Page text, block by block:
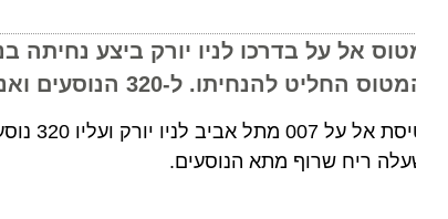
אל על בדרכו לניו יורק ביצע נחיתה
החליט להנחיתו. ל-320 הנוסעים ואנשי הצוות שלום והם הועברו לבתי מלון. טיסה 001 נדחתה ל-7:30 בבוקר
ריח שרוף מתא הנוסעים.